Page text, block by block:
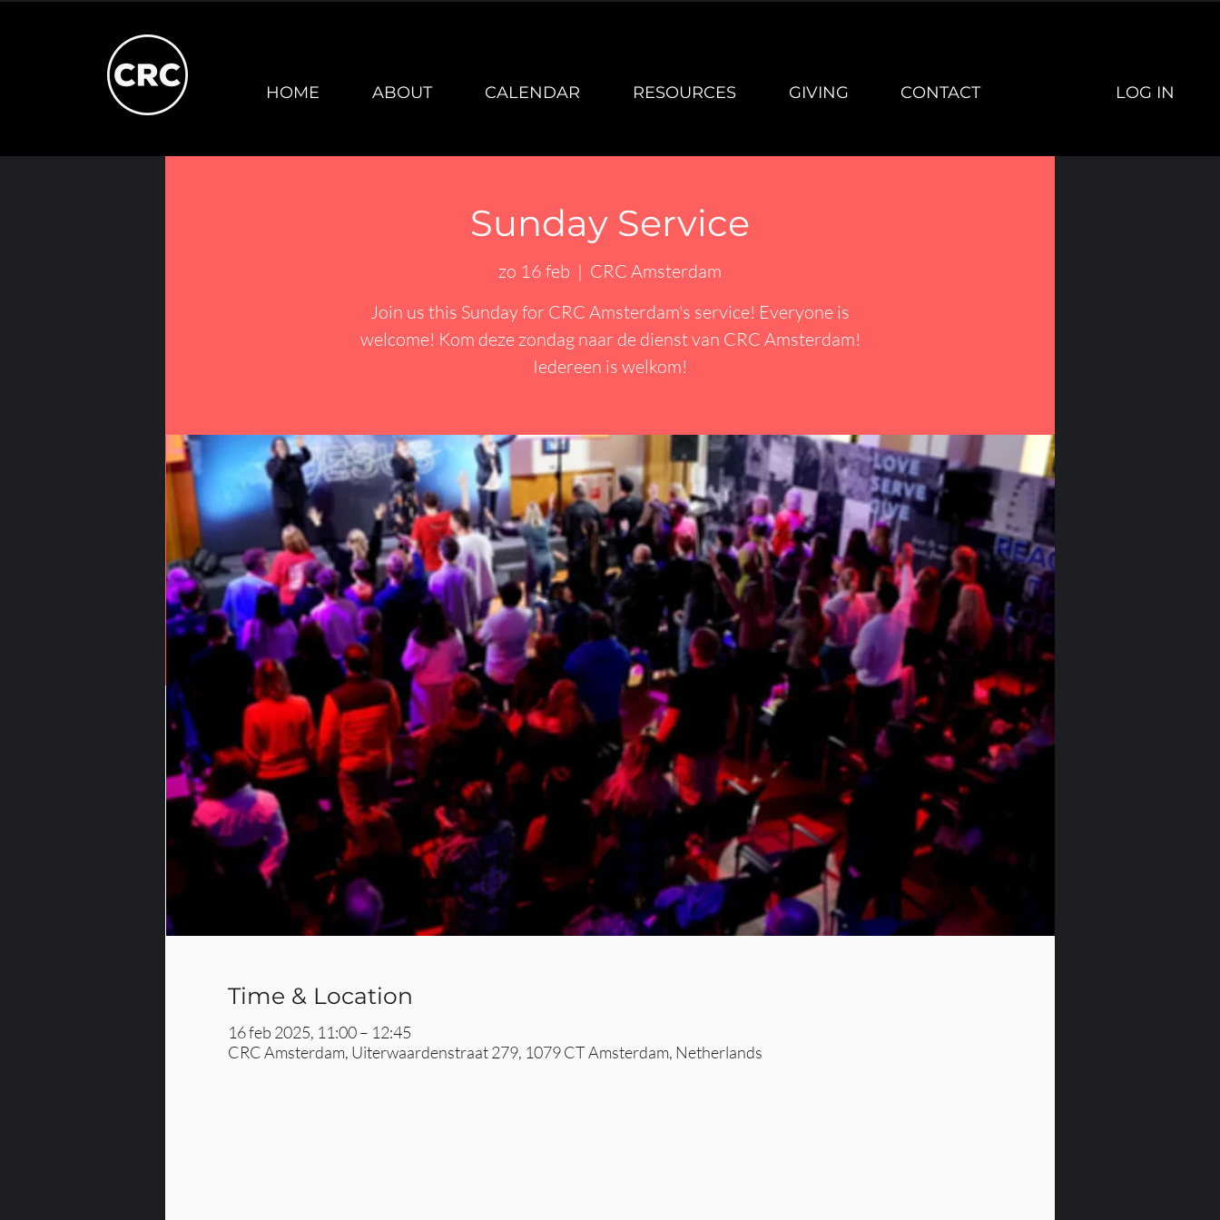
HOME ABOUT CALENDAR RESOURCES GIVING CONTACT LOG IN
Sunday Service
zo 16 feb
  |
CRC Amsterdam
Join us this Sunday for CRC Amsterdam's service! Everyone is
welcome! Kom deze zondag naar de dienst van CRC Amsterdam!
Iedereen is welkom!
Time & Location
16 feb 2025, 11:00 – 12:45
CRC Amsterdam, Uiterwaardenstraat 279, 1079 CT Amsterdam, Netherlands